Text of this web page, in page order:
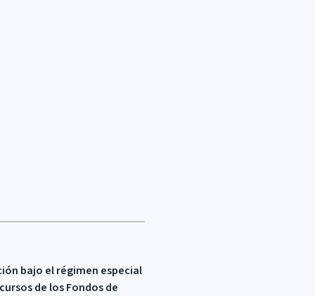
bajo el régimen especial
de los Fondos de